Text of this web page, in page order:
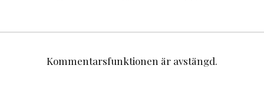
Kommentarsfunktionen är avstängd.